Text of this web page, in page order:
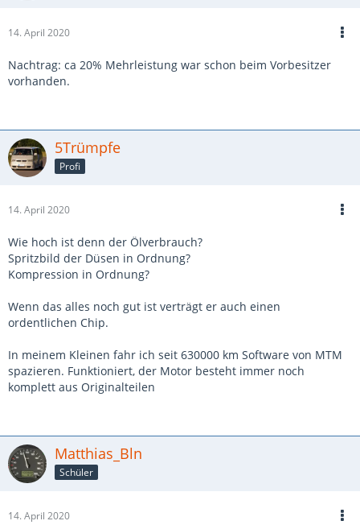
14. April 2020
Nachtrag: ca 20% Mehrleistung war schon beim Vorbesitzer
vorhanden.
5Trümpfe
Profi
14. April 2020
Wie hoch ist denn der Ölverbrauch?
Spritzbild der Düsen in Ordnung?
Kompression in Ordnung?
Wenn das alles noch gut ist verträgt er auch einen
ordentlichen Chip.
In meinem Kleinen fahr ich seit 630000 km Software von MTM
spazieren. Funktioniert, der Motor besteht immer noch
komplett aus Originalteilen
Matthias_Bln
Schüler
14. April 2020